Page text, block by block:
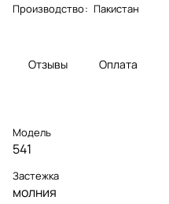
Производство: Пакистан
Отзывы Оплата
Модель
541
Застежка
молния